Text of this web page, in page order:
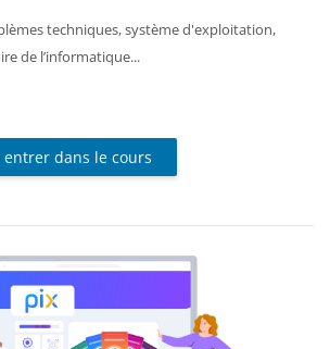
techniques, système d'exploitation,
de l’informatique...
dans le cours